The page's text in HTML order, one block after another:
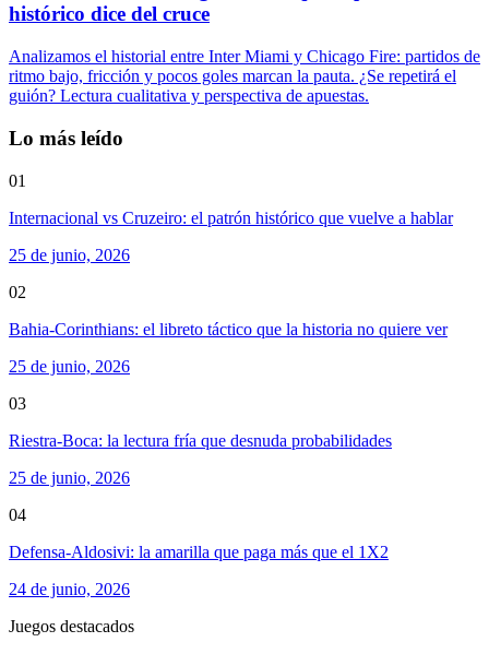
histórico dice del cruce
Analizamos el historial entre Inter Miami y Chicago Fire: partidos de
ritmo bajo, fricción y pocos goles marcan la pauta. ¿Se repetirá el
guión? Lectura cualitativa y perspectiva de apuestas.
Lo más leído
01
Internacional vs Cruzeiro: el patrón histórico que vuelve a hablar
25 de junio, 2026
02
Bahia-Corinthians: el libreto táctico que la historia no quiere ver
25 de junio, 2026
03
Riestra-Boca: la lectura fría que desnuda probabilidades
25 de junio, 2026
04
Defensa-Aldosivi: la amarilla que paga más que el 1X2
24 de junio, 2026
Juegos destacados